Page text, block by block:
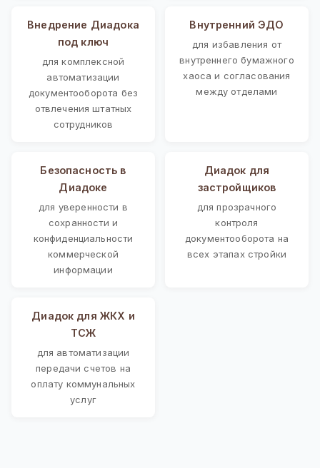
Внедрение Диадока
под ключ
для комплексной
автоматизации
документооборота без
отвлечения штатных
сотрудников
Внутренний ЭДО
для избавления от
внутреннего бумажного
хаоса и согласования
между отделами
Безопасность в
Диадоке
для уверенности в
сохранности и
конфиденциальности
коммерческой
информации
Диадок для
застройщиков
для прозрачного
контроля
документооборота на
всех этапах стройки
Диадок для ЖКХ и
ТСЖ
для автоматизации
передачи счетов на
оплату коммунальных
услуг